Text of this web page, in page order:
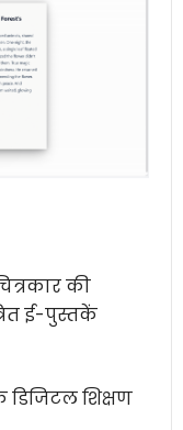
की
ई-पुस्तकें
शिक्षण